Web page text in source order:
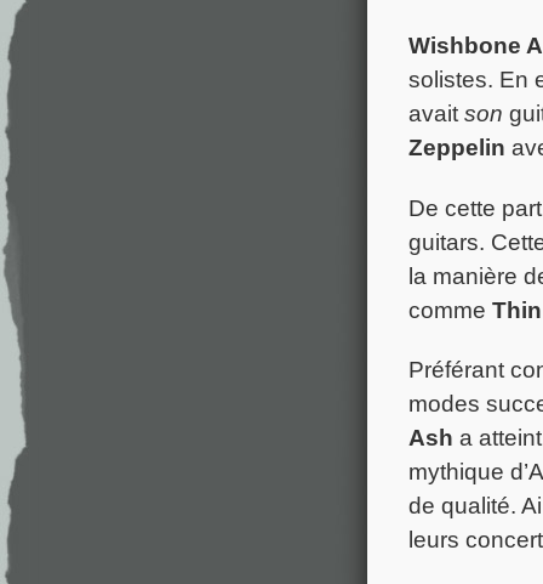
Wishbone
solistes. En
avait son
Zeppelin
De cette
guitars.
la manière
comme
Préférant
modes
Ash a
mythique
de qualité.
leurs